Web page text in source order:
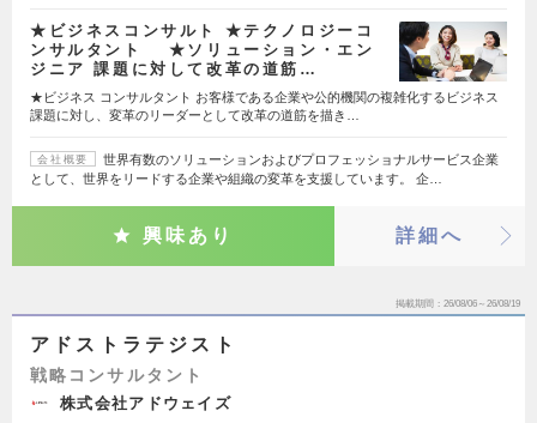
★ビジネスコンサルト ★テクノロジーコ
ンサルタント ★ソリューション・エン
ジニア 課題に対して改革の道筋…
★ビジネス コンサルタント お客様である企業や公的機関の複雑化するビジネス
課題に対し、変革のリーダーとして改革の道筋を描き…
会社概要
世界有数のソリューションおよびプロフェッショナルサービス企業
として、世界をリードする企業や組織の変革を支援しています。 企…
興味あり 詳細へ
掲載期間 26/08/06～26/08/19
アドストラテジスト
戦略コンサルタント
株式会社アドウェイズ